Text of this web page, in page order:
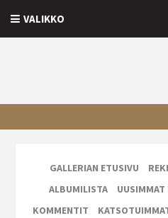
VALIKKO
GALLERIAN ETUSIVU
ALBUMILISTA
UUSIMMAT
KOMMENTIT